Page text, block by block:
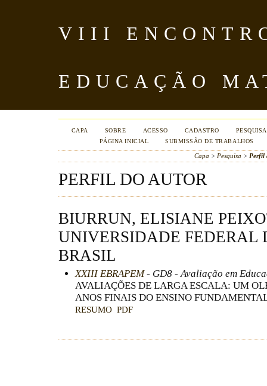
VIII
EDUCAÇÃO
CAPA SOBRE ACESSO CADASTRO
PESQUISA
PÁGINA INICIAL
SUBMISSÃO DE TRABALHOS
Capa > Pesquisa > Perfil
PERFIL DO AUTOR
BIURRUN, ELISIANE
UNIVERSIDADE FEDERAL
BRASIL
XXIII EBRAPEM- GD8 - Avaliação em
AVALIAÇÕES DE LARGA ESCALA: UM
ANOS FINAIS DO ENSINO
RESUMO PDF